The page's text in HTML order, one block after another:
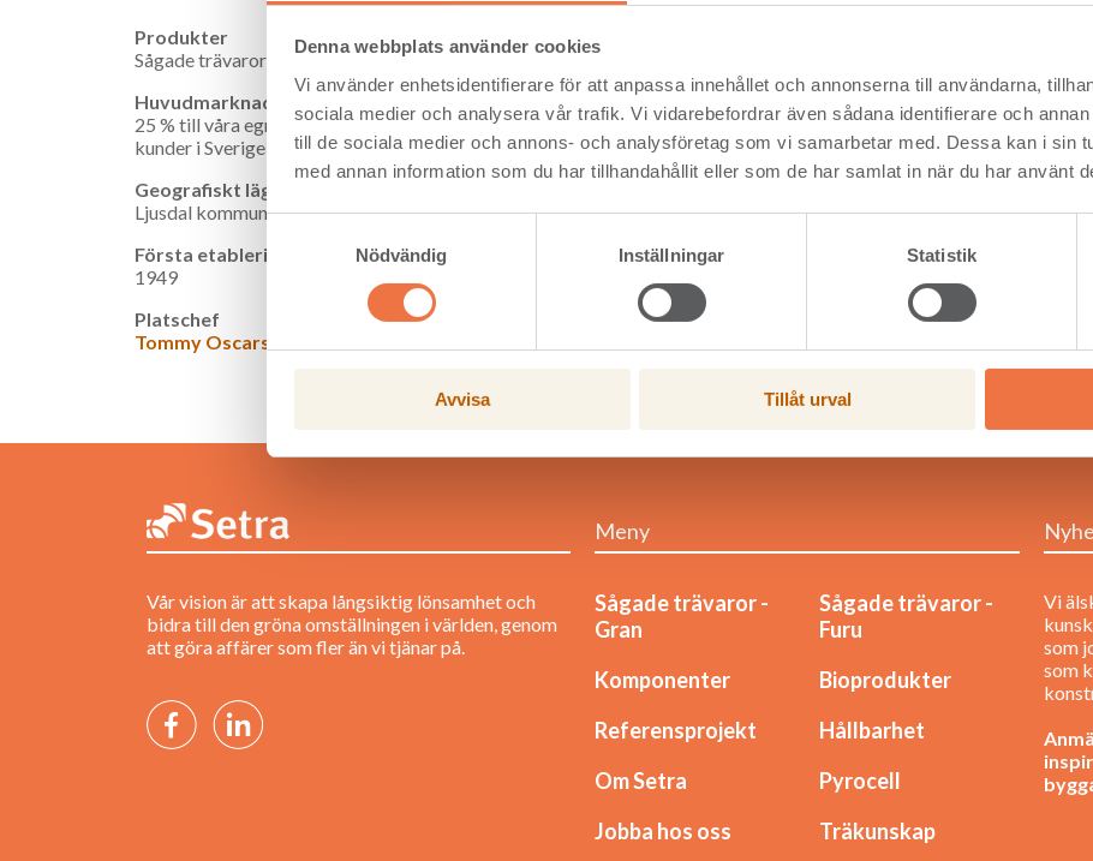
Denna webbplats använder cookies
Vi använder enhetsidentifierare för att anpassa innehållet och annonserna till användarna,
sociala medier och analysera vår trafik. Vi vidarebefordrar även sådana identifierare och
till de sociala medier och annons- och analysföretag som vi samarbetar med. Dessa kan i sin
med annan information som du har tillhandahållit eller som de har samlat in när du har använt
Samtyckesval
Nödvändig
Inställningar Statistik
Avvisa Tillåt urval
Produkter
Sågade trävaror som centrumvaror och brädor. Sågar både furu och gran.
Huvudmarknader
25 % till våra egna förädlingsenheter och resterande volym till externa
kunder i Sverige och Europa, Kina och Asien.
Geografiskt läge
Ljusdal kommun, Gävleborgs län
Första etablering
1949
Platschef
Tommy Oscarsson
Vår vision är att skapa långsiktig lönsamhet och
bidra till den gröna omställningen i världen, genom
att göra affärer som fler än vi tjänar på.
Meny
Sågade trävaror -
Gran
Sågade trävaror -
Furu
Komponenter
Bioprodukter
Referensprojekt
Hållbarhet
Om Setra
Pyrocell
Jobba hos oss
Träkunskap
Vi
som
som